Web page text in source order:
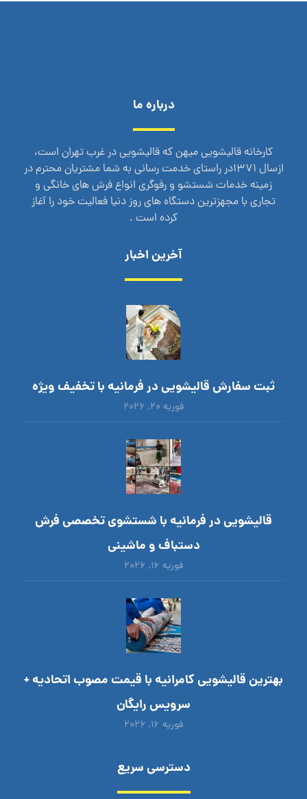
درباره ما
کارخانه قالیشویی میهن که قالیشویی در غرب تهران است،
ازسال 1371در راستای خدمت رسانی به شما مشتریان محترم در
زمینه خدمات شستشو و رفوگری انواع فرش های خانگی و
تجاری با مجهزترین دستگاه های روز دنیا فعالیت خود را آغاز
کرده است .
آخرین اخبار
ثبت سفارش قالیشویی در فرمانیه با تخفیف ویژه
فوریه ۲۰, ۲۰۲۶
قالیشویی در فرمانیه با شستشوی تخصصی فرش
دستباف و ماشینی
فوریه ۱۶, ۲۰۲۶
بهترین قالیشویی کامرانیه با قیمت مصوب اتحادیه +
سرویس رایگان
فوریه ۱۶, ۲۰۲۶
دسترسی سریع